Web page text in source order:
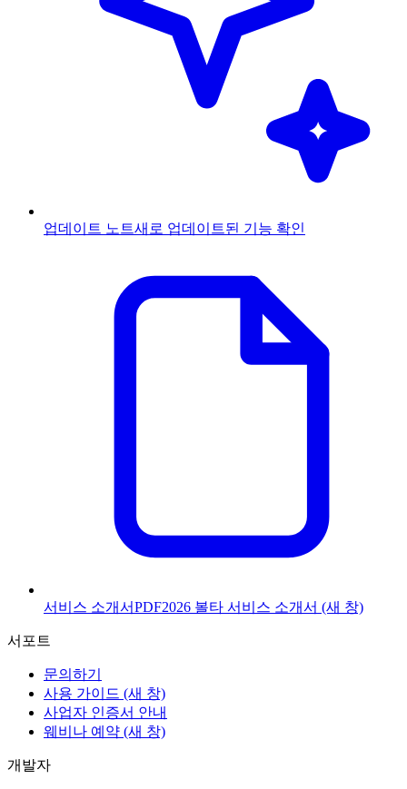
업데이트 노트새로 업데이트된 기능 확인
서비스 소개서PDF2026 볼타 서비스 소개서 (새 창)
서포트
문의하기
사용 가이드 (새 창)
사업자 인증서 안내
웨비나 예약 (새 창)
개발자